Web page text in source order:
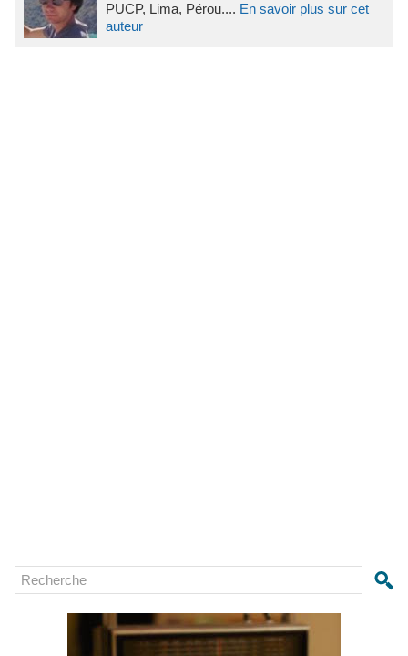
PUCP, Lima, Pérou.... En savoir plus sur cet
auteur